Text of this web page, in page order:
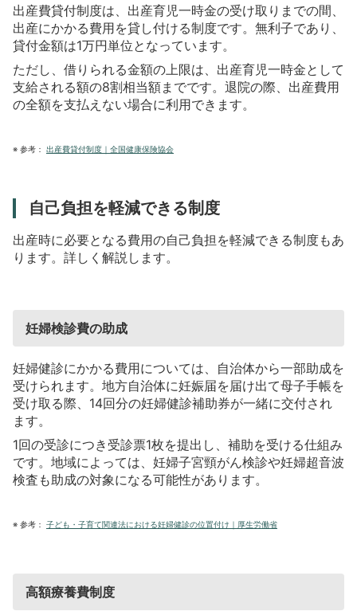
出産費貸付制度は、出産育児一時金の受け取りまでの間、
出産にかかる費用を貸し付ける制度です。無利子であり、
貸付金額は1万円単位となっています。
ただし、借りられる金額の上限は、出産育児一時金として
支給される額の8割相当額までです。退院の際、出産費用
の全額を支払えない場合に利用できます。
※ 参考： 出産費貸付制度｜全国健康保険協会
自己負担を軽減できる制度
出産時に必要となる費用の自己負担を軽減できる制度もあ
ります。詳しく解説します。
妊婦検診費の助成
妊婦健診にかかる費用については、自治体から一部助成を
受けられます。地方自治体に妊娠届を届け出て母子手帳を
受け取る際、14回分の妊婦健診補助券が一緒に交付され
ます。
1回の受診につき受診票1枚を提出し、補助を受ける仕組み
です。地域によっては、妊婦子宮頸がん検診や妊婦超音波
検査も助成の対象になる可能性があります。
※ 参考： 子ども・子育て関連法における妊婦健診の位置付け｜厚生労働省
高額療養費制度